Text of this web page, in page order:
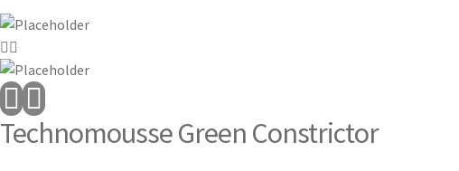
Technomousse Green Constrictor